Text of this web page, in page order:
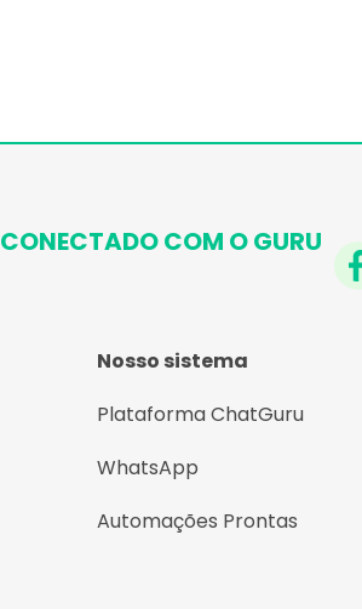
CONECTADO COM O GURU
Nosso sistema
Plataforma ChatGuru
WhatsApp
Automações Prontas